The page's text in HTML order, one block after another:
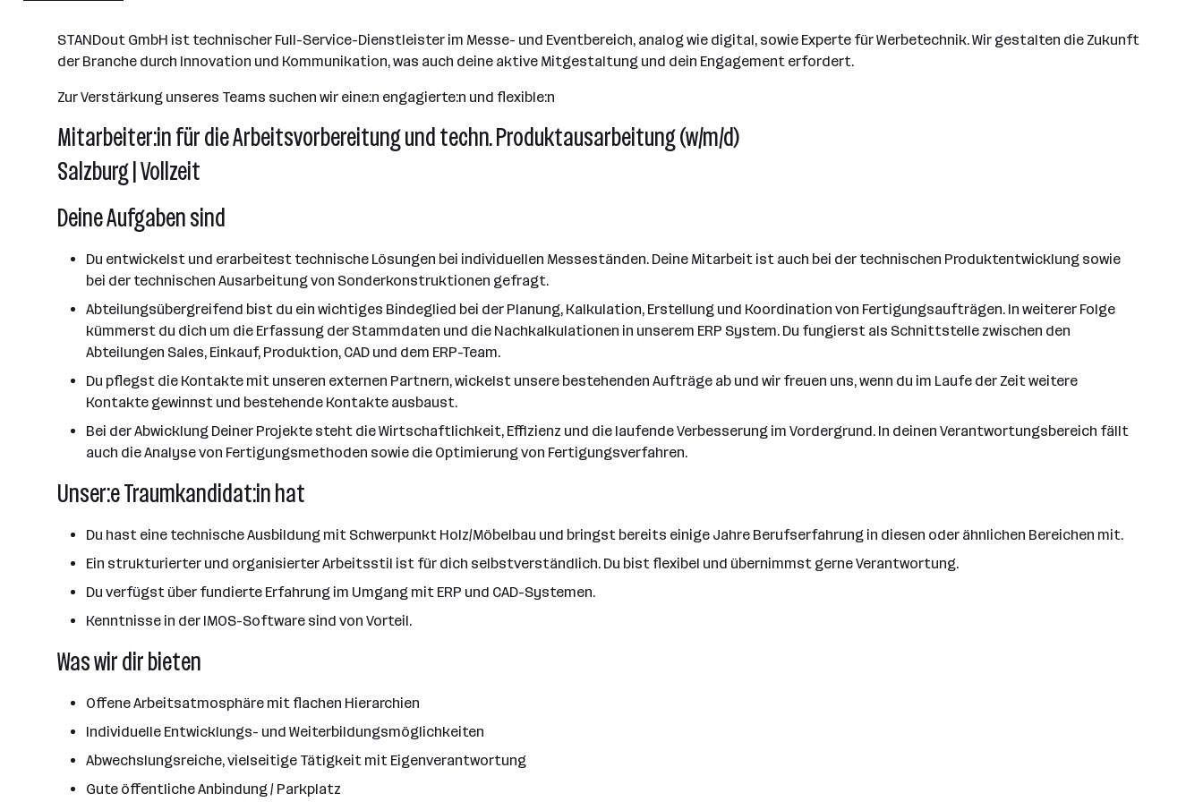
STANDout GmbH ist technischer Full-Service-Dienstleister im Messe- und Eventbereich, analog wie digital, sowie Experte für Werbetechnik. Wir gestalten die Zukunft
der Branche durch Innovation und Kommunikation, was auch deine aktive Mitgestaltung und dein Engagement erfordert.
Zur Verstärkung unseres Teams suchen wir eine:n engagierte:n und flexible:n
Mitarbeiter:in für die Arbeitsvorbereitung und techn. Produktausarbeitung (w/m/d)
Salzburg | Vollzeit
Deine Aufgaben sind
Du entwickelst und erarbeitest technische Lösungen bei individuellen Messeständen. Deine Mitarbeit ist auch bei der technischen Produktentwicklung sowie
bei der technischen Ausarbeitung von Sonderkonstruktionen gefragt.
Abteilungsübergreifend bist du ein wichtiges Bindeglied bei der Planung, Kalkulation, Erstellung und Koordination von Fertigungsaufträgen. In weiterer Folge
kümmerst du dich um die Erfassung der Stammdaten und die Nachkalkulationen in unserem ERP System. Du fungierst als Schnittstelle zwischen den
Abteilungen Sales, Einkauf, Produktion, CAD und dem ERP-Team.
Du pflegst die Kontakte mit unseren externen Partnern, wickelst unsere bestehenden Aufträge ab und wir freuen uns, wenn du im Laufe der Zeit weitere
Kontakte gewinnst und bestehende Kontakte ausbaust.
Bei der Abwicklung Deiner Projekte steht die Wirtschaftlichkeit, Effizienz und die laufende Verbesserung im Vordergrund. In deinen Verantwortungsbereich fällt
auch die Analyse von Fertigungsmethoden sowie die Optimierung von Fertigungsverfahren.
Unser:e Traumkandidat:in hat
Du hast eine technische Ausbildung mit Schwerpunkt Holz/Möbelbau und bringst bereits einige Jahre Berufserfahrung in diesen oder ähnlichen Bereichen mit.
Ein strukturierter und organisierter Arbeitsstil ist für dich selbstverständlich. Du bist flexibel und übernimmst gerne Verantwortung.
Du verfügst über fundierte Erfahrung im Umgang mit ERP und CAD-Systemen.
Kenntnisse in der IMOS-Software sind von Vorteil.
Was wir dir bieten
Offene Arbeitsatmosphäre mit flachen Hierarchien
Individuelle Entwicklungs- und Weiterbildungsmöglichkeiten
Abwechslungsreiche, vielseitige Tätigkeit mit Eigenverantwortung
Gute öffentliche Anbindung / Parkplatz